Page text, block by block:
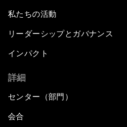
私たちの活動
リーダーシップとガバナンス
インパクト
詳細
センター（部門）
会合